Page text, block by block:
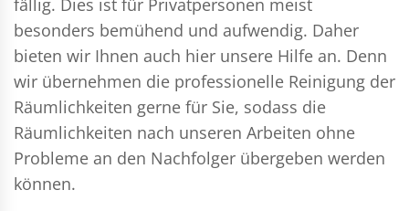
besonders bemühend und aufwendig. Daher
bieten wir Ihnen auch hier unsere Hilfe an. Denn
wir übernehmen die professionelle Reinigung der
Räumlichkeiten gerne für Sie, sodass die
Räumlichkeiten nach unseren Arbeiten ohne
Probleme an den Nachfolger übergeben werden
können.